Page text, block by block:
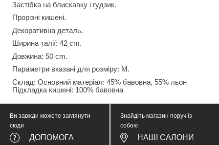
Застібка на блискавку і гудзик.
Прорізні кишені.
Декоративна деталь.
Ширина талії: 42 cm.
Довжина: 50 cm.
Параметри вказані для розміру: M.
Склад: Основний матеріал: 45% бавовна, 55% льон
Підкладка кишені: 100% бавовна
Ви завжди можете заглянути
сюди
ДОПОМОГА
Знайдіть магазин поруч із
собою
НАШІ САЛОНИ